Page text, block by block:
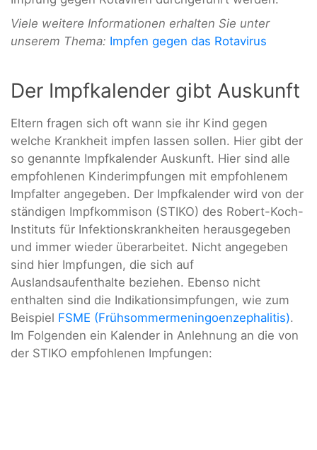
Viele weitere Informationen erhalten Sie unter
unserem Thema: Impfen gegen das Rotavirus
Der Impfkalender gibt Auskunft
Eltern fragen sich oft wann sie ihr Kind gegen
welche Krankheit impfen lassen sollen. Hier gibt der
so genannte Impfkalender Auskunft. Hier sind alle
empfohlenen Kinderimpfungen mit empfohlenem
Impfalter angegeben. Der Impfkalender wird von der
ständigen Impfkommison (STIKO) des Robert-Koch-
Instituts für Infektionskrankheiten herausgegeben
und immer wieder überarbeitet. Nicht angegeben
sind hier Impfungen, die sich auf
Auslandsaufenthalte beziehen. Ebenso nicht
enthalten sind die Indikationsimpfungen, wie zum
Beispiel FSME (Frühsommermeningoenzephalitis).
Im Folgenden ein Kalender in Anlehnung an die von
der STIKO empfohlenen Impfungen: